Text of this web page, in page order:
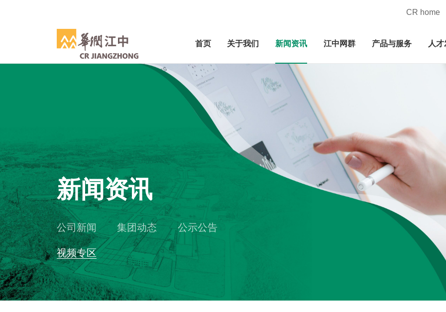
CR home
首页 关于我们 新闻资讯 江中网群 产品与服务 人
新闻资讯
公司新闻 集团动态 公示公告
视频专区